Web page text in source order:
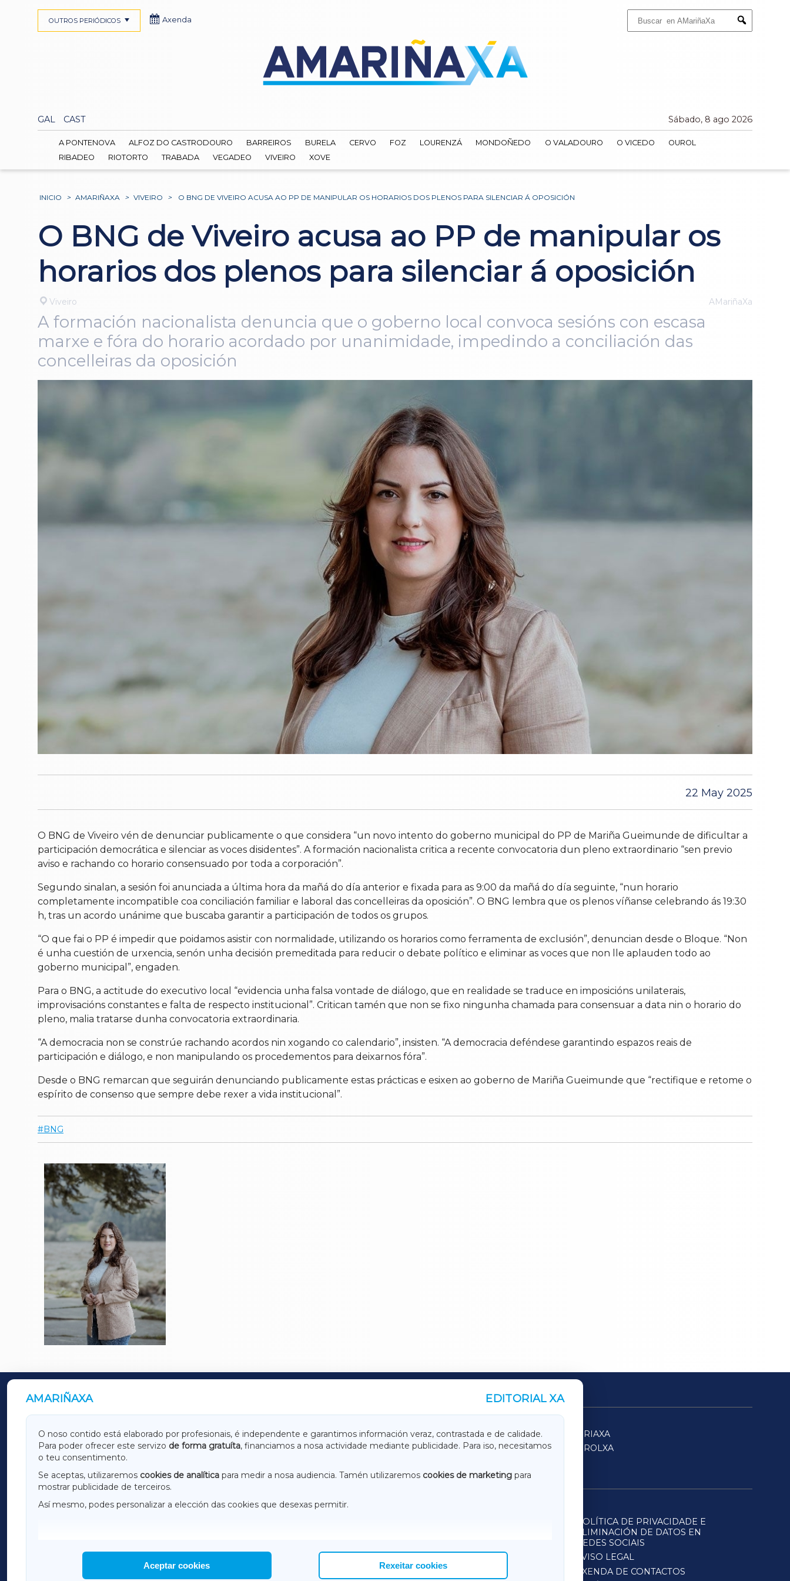
Submit
GAL CAST Sábado, 8 ago 2026
OUTROS PERIÓDICOS Axenda
A PONTENOVA ALFOZ DO CASTRODOURO BARREIROS BURELA CERVO FOZ LOURENZÁ MONDOÑEDO O VALADOURO O VICEDO
OUROL
RIBADEO
RIOTORTO TRABADA VEGADEO VIVEIRO XOVE
INICIO > AMARIÑAXA > VIVEIRO > O BNG DE VIVEIRO ACUSA AO PP DE MANIPULAR OS HORARIOS DOS PLENOS PARA SILENCIAR Á OPOSICIÓN
O BNG de Viveiro acusa ao PP de manipular os
horarios dos plenos para silenciar á oposición
Viveiro AMariñaXa
A formación nacionalista denuncia que o goberno local convoca sesións con escasa
marxe e fóra do horario acordado por unanimidade, impedindo a conciliación das
concelleiras da oposición
22 May 2025
O BNG de Viveiro vén de denunciar publicamente o que considera “un novo intento do goberno municipal do PP de Mariña Gueimunde de dificultar a
participación democrática e silenciar as voces disidentes”. A formación nacionalista critica a recente convocatoria dun pleno extraordinario “sen previo
aviso e rachando co horario consensuado por toda a corporación”.
Segundo sinalan, a sesión foi anunciada a última hora da mañá do día anterior e fixada para as 9:00 da mañá do día seguinte, “nun horario
completamente incompatible coa conciliación familiar e laboral das concelleiras da oposición”. O BNG lembra que os plenos víñanse celebrando ás 19:30
h, tras un acordo unánime que buscaba garantir a participación de todos os grupos.
“O que fai o PP é impedir que poidamos asistir con normalidade, utilizando os horarios como ferramenta de exclusión”, denuncian desde o Bloque. “Non
é unha cuestión de urxencia, senón unha decisión premeditada para reducir o debate político e eliminar as voces que non lle aplauden todo ao
goberno municipal”, engaden.
Para o BNG, a actitude do executivo local “evidencia unha falsa vontade de diálogo, que en realidade se traduce en imposicións unilaterais,
improvisacións constantes e falta de respecto institucional”. Critican tamén que non se fixo ningunha chamada para consensuar a data nin o horario do
pleno, malia tratarse dunha convocatoria extraordinaria.
“A democracia non se constrúe rachando acordos nin xogando co calendario”, insisten. “A democracia deféndese garantindo espazos reais de
participación e diálogo, e non manipulando os procedementos para deixarnos fóra”.
Desde o BNG remarcan que seguirán denunciando publicamente estas prácticas e esixen ao goberno de Mariña Gueimunde que “rectifique e retome o
espírito de consenso que sempre debe rexer a vida institucional”.
BNG
AMARIÑAXA EDITORIAL XA
O noso contido está elaborado por profesionais, é independente e garantimos información veraz, contrastada e de calidade.
Para poder ofrecer este servizo de forma gratuíta, financiamos a nosa actividade mediante publicidade. Para iso, necesitamos
o teu consentimento.
Se aceptas, utilizaremos cookies de analítica para medir a nosa audiencia. Tamén utilizaremos cookies de marketing para
mostrar publicidade de terceiros.
Así mesmo, podes personalizar a elección das cookies que desexas permitir.
Aceptar cookies Rexeitar cookies
OUTROS PERIÓDICOS
GALICIAXA LUGOXA TERRACHAXA
SARRIAXA
AMARIÑAXA
RIBEIRASACRAXA ACORUÑAXA
FERROLXA
OURENSEXA
HEMEROTECA
POLÍTICA DE PRIVACIDADE E
ELIMINACIÓN DE DATOS EN
REDES SOCIAIS
AVISO LEGAL
AXENDA DE CONTACTOS